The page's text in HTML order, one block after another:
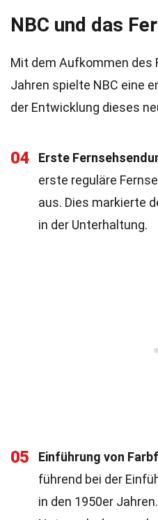
NBC und das
Mit dem Aufkommen des
Jahren spielte NBC eine
der Entwicklung dieses
04 Erste
erste reguläre
aus. Dies markierte
in der Unterhaltung.
05 Einführung von
führend bei der
in den 1950er